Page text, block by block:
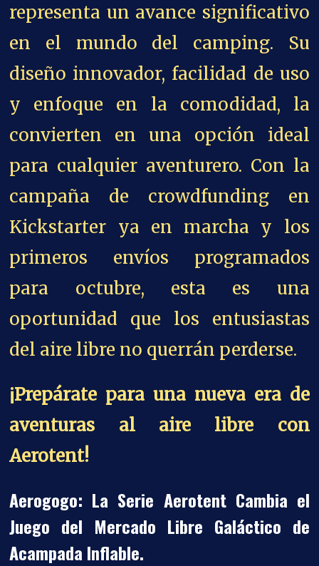
representa un avance significativo
en el mundo del camping. Su
diseño innovador, facilidad de uso
y enfoque en la comodidad, la
convierten en una opción ideal
para cualquier aventurero. Con la
campaña de crowdfunding en
Kickstarter ya en marcha y los
primeros envíos programados
para octubre, esta es una
oportunidad que los entusiastas
del aire libre no querrán perderse.
¡Prepárate para una nueva era de
aventuras al aire libre con
Aerotent!
Aerogogo: La Serie Aerotent Cambia el
Juego del Mercado Libre Galáctico de
Acampada Inflable.